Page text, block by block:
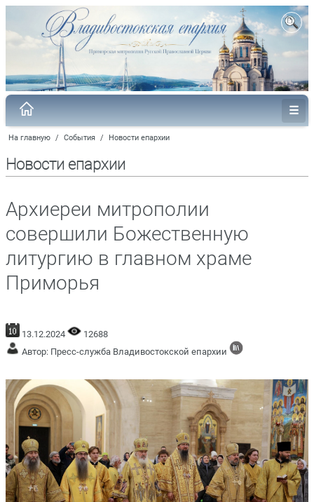
На главную / События / Новости епархии
Новости епархии
Архиереи митрополии
совершили Божественную
литургию в главном храме
Приморья
13.12.2024
12688
Автор: Пресс-служба Владивостокской епархии